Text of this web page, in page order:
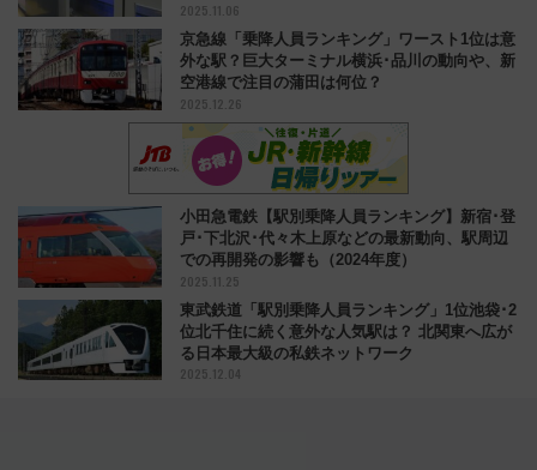
2025.11.06
京急線「乗降人員ランキング」ワースト1位は意
外な駅？巨大ターミナル横浜･品川の動向や、新
空港線で注目の蒲田は何位？
2025.12.26
小田急電鉄【駅別乗降人員ランキング】新宿･登
戸･下北沢･代々木上原などの最新動向、駅周辺
での再開発の影響も（2024年度）
2025.11.25
東武鉄道「駅別乗降人員ランキング」1位池袋･2
位北千住に続く意外な人気駅は？ 北関東へ広が
る日本最大級の私鉄ネットワーク
2025.12.04